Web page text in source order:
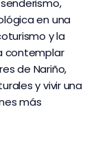
en una
y la
contemplar
de Nariño,
y vivir una
más